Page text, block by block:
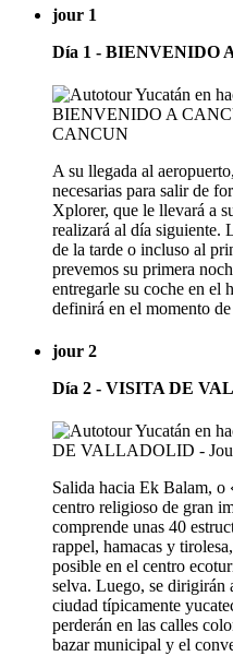
jour 1
Día 1 - BIENVENIDO
A su llegada al
necesarias para salir de
Xplorer, que le llevará a
realizará al día siguiente.
de la tarde o incluso al
prevemos su primera
entregarle su coche en el
definirá en el momento
jour 2
Día 2 - VISITA DE
Salida hacia Ek Balam, o
centro religioso de gran
comprende unas 40
rappel, hamacas y
posible en el centro
selva. Luego, se dirigirán
ciudad típicamente
perderán en las calles
bazar municipal y el